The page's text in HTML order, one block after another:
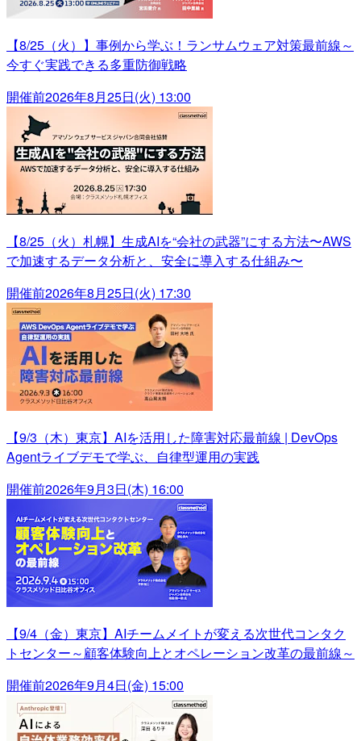
【8/25（火）】事例から学ぶ！ランサムウェア対策最前線～
今すぐ実践できる多重防御戦略
開催前2026年8月25日(火) 13:00
【8/25（火）札幌】生成AIを“会社の武器”にする方法〜AWS
で加速するデータ分析と、安全に導入する仕組み〜
開催前2026年8月25日(火) 17:30
【9/3（木）東京】AIを活用した障害対応最前線 | DevOps
Agentライブデモで学ぶ、自律型運用の実践
開催前2026年9月3日(木) 16:00
【9/4（金）東京】AIチームメイトが変える次世代コンタク
トセンター～顧客体験向上とオペレーション改革の最前線～
開催前2026年9月4日(金) 15:00